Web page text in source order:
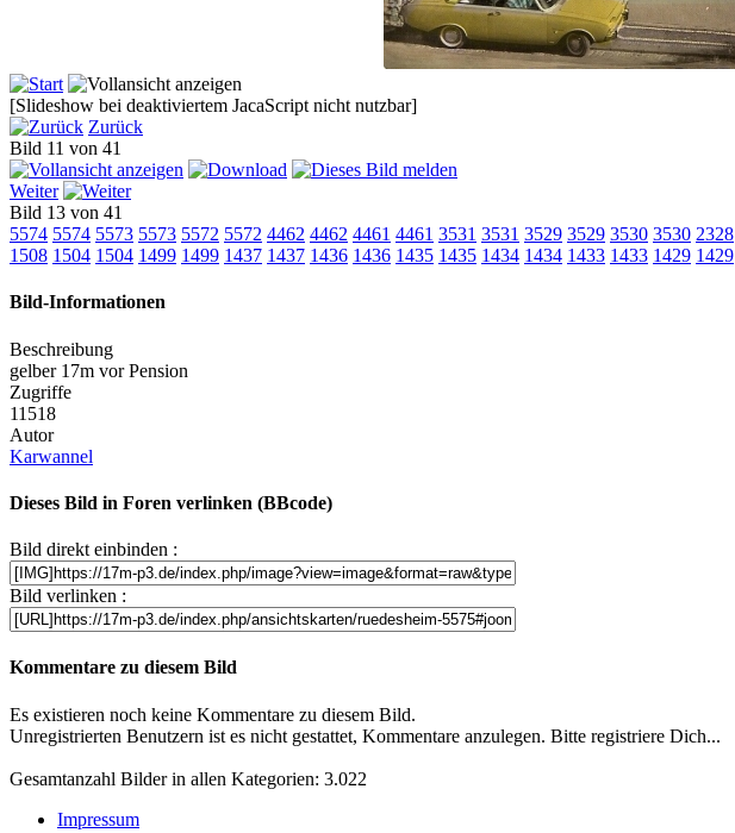
[Slideshow bei deaktiviertem JacaScript nicht nutzbar]
Zurück
Bild 11 von 41
Weiter
Bild 13 von 41
5574 5574 5573 5573 5572 5572 4462 4462 4461 4461 3531 3531 3529 3529 3530 3530 2328
1508 1504 1504 1499 1499 1437 1437 1436 1436 1435 1435 1434 1434 1433 1433 1429 1429
Bild-Informationen
Beschreibung
gelber 17m vor Pension
Zugriffe
11518
Autor
Karwannel
Dieses Bild in Foren verlinken (BBcode)
Bild direkt einbinden :
Bild verlinken :
Kommentare zu diesem Bild
Es existieren noch keine Kommentare zu diesem Bild.
Unregistrierten Benutzern ist es nicht gestattet, Kommentare anzulegen. Bitte registriere Dich...
Gesamtanzahl Bilder in allen Kategorien: 3.022
Impressum